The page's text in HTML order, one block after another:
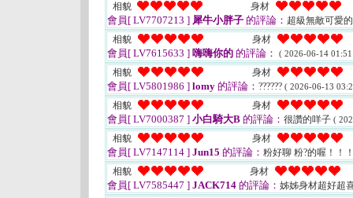
相貌 身材
會員[ LV7707213 ] 犀牛小胖子 的評論： 超級無敵可愛
相貌
身材
會員[ LV7615633 ] 嗨嗨你的 的評論： ( 2026-06-14
相貌 身材
會員[ LV5801986 ] lomy 的評論： ?????? ( 2026-06-13
相貌 身材
會員[ LV7000387 ] 小白騎大B 的評論： 很讚的咩子 (
相貌 身材
會員[ LV7147114 ] Jun15 的評論： 粉好聊 粉?的喔！！
相貌
身材
會員[ LV7585447 ] JACK714 的評論： 姊姊身材超好超